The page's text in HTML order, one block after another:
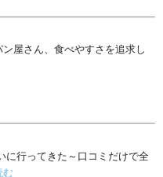
屋さん、食べやすさを追求し
に行ってきた～口コミだけで全
む